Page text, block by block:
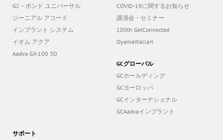
G2－ボンド ユニバーサル
ジーニアル アコード
インプラント システム
イオム アクア
Aadva GX-100 3D
COVID-19に関するお知らせ
講演会・セミナー
100th GetConnected
OyamaWallart
GCグローバル
GCホールディング
GCヨーロッパ
GCインターナショナル
GCAadvaインプラント
サポート